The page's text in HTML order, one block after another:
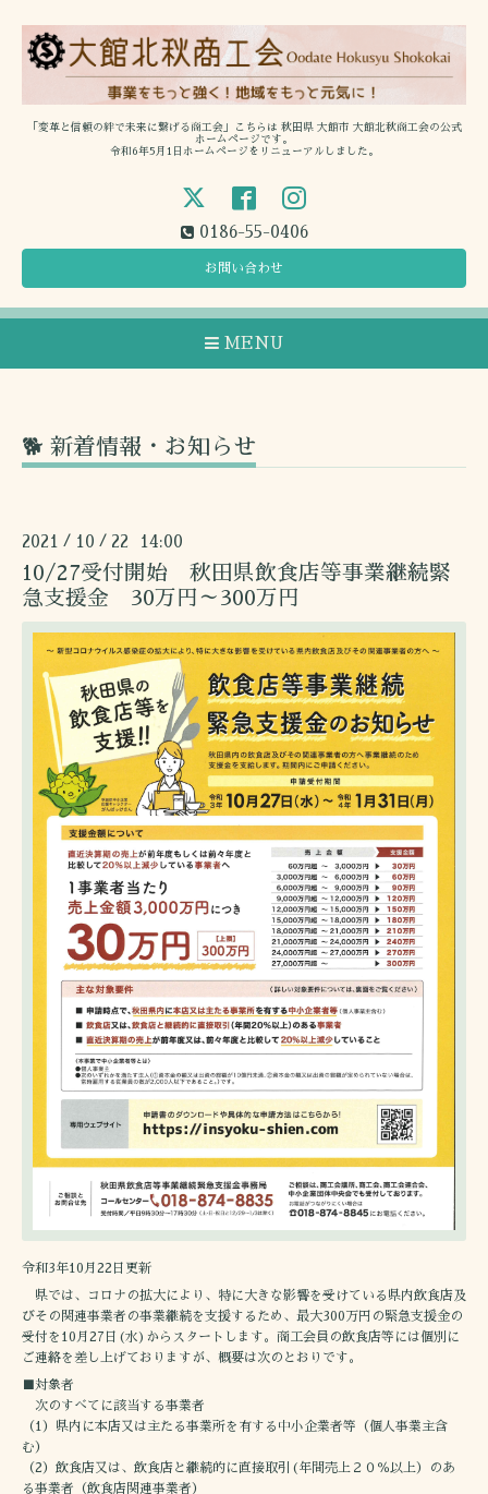
「変革と信頼の絆で未来に繋げる商工会」こちらは 秋田県 大館市 大館北秋商工会の公式
ホームページです。
令和6年5月1日ホームページをリニューアルしました。
0186-55-0406
お問い合わせ
MENU
🐕 新着情報・お知らせ
2021 / 10 / 22 14:00
10/27受付開始 秋田県飲食店等事業継続緊
急支援金 30万円～300万円
令和3年10月22日更新
県では、コロナの拡大により、特に大きな影響を受けている県内飲食店及
びその関連事業者の事業継続を支援するため、最大300万円の緊急支援金の
受付を10月27日(水)からスタートします。商工会員の飲食店等には個別に
ご連絡を差し上げておりますが、概要は次のとおりです。
■対象者
次のすべてに該当する事業者
（1）県内に本店又は主たる事業所を有する中小企業者等（個人事業主含
む）
（2）飲食店又は、飲食店と継続的に直接取引(年間売上２０％以上）のあ
る事業者（飲食店関連事業者）